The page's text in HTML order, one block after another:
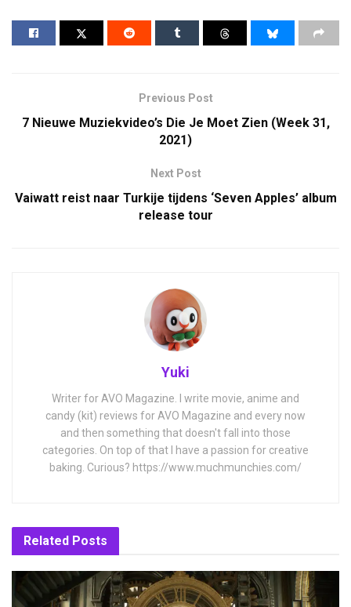
Previous Post
7 Nieuwe Muziekvideo’s Die Je Moet Zien (Week 31,
2021)
Next Post
Vaiwatt reist naar Turkije tijdens ‘Seven Apples’ album
release tour
Yuki
Writer for AVO Magazine. I write movie, anime and
candy (kit) reviews for AVO Magazine and every now
and then something that doesn't fall into those
categories. On top of that I have a passion for creative
baking. Curious? https://www.muchmunchies.com/
Related Posts